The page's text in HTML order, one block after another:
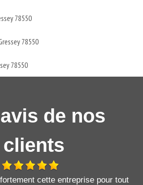
78550
78550
78550
de nos
clients
cette entreprise pour tout